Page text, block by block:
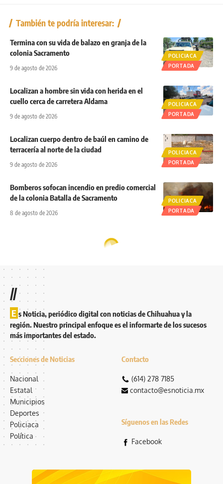
También te podría interesar:
POLICIACA
PORTADA
Termina con su vida de balazo en granja de la
colonia Sacramento
9 de agosto de 2026
POLICIACA
PORTADA
Localizan a hombre sin vida con herida en el
cuello cerca de carretera Aldama
9 de agosto de 2026
POLICIACA
PORTADA
Localizan cuerpo dentro de baúl en camino de
terracería al norte de la ciudad
9 de agosto de 2026
POLICIACA
PORTADA
Bomberos sofocan incendio en predio comercial
de la colonia Batalla de Sacramento
8 de agosto de 2026
//
E s Noticia, periódico digital con noticias de Chihuahua y la
región. Nuestro principal enfoque es el informarte de los sucesos
más importantes del estado.
Secciones de Noticias
Nacional
Estatal
Municipios
Deportes
Policiaca
Política
Contacto
(614) 278 7185
contacto@esnoticia.mx
Síguenos en las Redes
Facebook